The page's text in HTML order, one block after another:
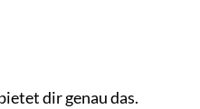
dir genau das.